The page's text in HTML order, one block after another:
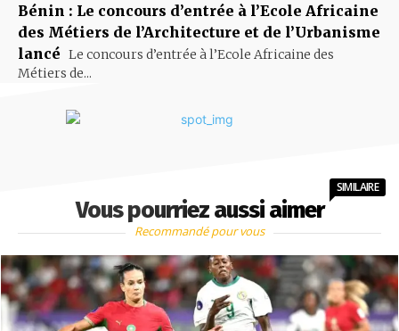
Bénin : Le concours d’entrée à l’Ecole Africaine
des Métiers de l’Architecture et de l’Urbanisme
lancé Le concours d’entrée à l’Ecole Africaine des
Métiers de...
Vous pourriez aussi aimer
SIMILAIRE
Recommandé pour vous